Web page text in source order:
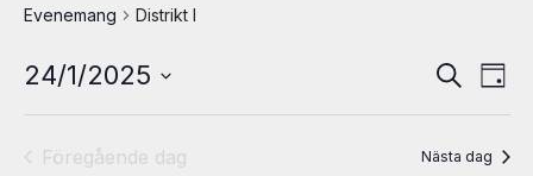
Evenemang Distrikt I
Views
Sök Dag
24/1/2025
Föregående dag Nästa dag